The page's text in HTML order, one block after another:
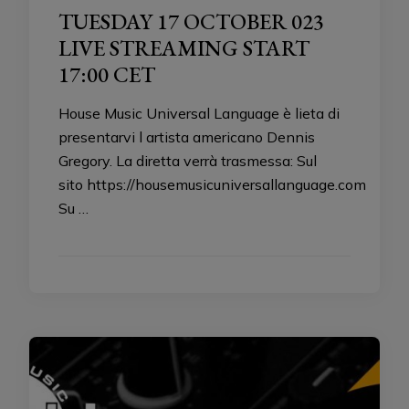
TUESDAY 17 OCTOBER 023
LIVE STREAMING START
17:00 CET
House Music Universal Language è lieta di
presentarvi l artista americano Dennis
Gregory. La diretta verrà trasmessa: Sul
sito https://housemusicuniversallanguage.com
Su …